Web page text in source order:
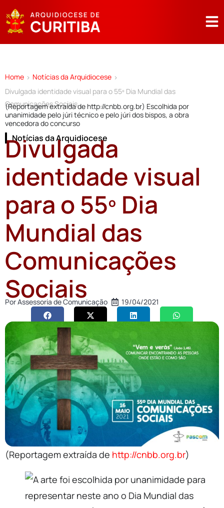
Home > Notícias da Arquidiocese >
Divulgada identidade visual para o 55º Dia Mundial das
Comunicações Sociais
(Reportagem extraída de http://cnbb.org.br) Escolhida por
unanimidade pelo júri técnico e pelo júri dos bispos, a obra
vencedora do concurso
Notícias da Arquidiocese
Divulgada
identidade visual
para o 55º Dia
Mundial das
Comunicações
Sociais
PorAssessoria de Comunicação 19/04/2021
(Reportagem extraída de http://cnbb.org.br)